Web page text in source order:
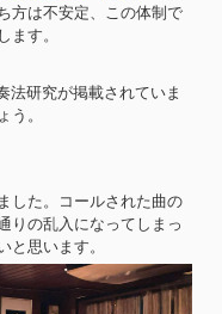
方は不安定、この体制で
ます。
法研究が掲載されていま
う。
した。コールされた曲の
りの乱入になってしまっ
と思います。